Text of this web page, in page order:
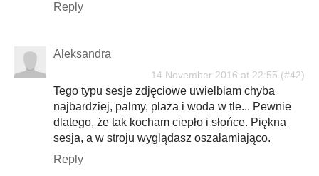
Reply
Aleksandra
14 November 2016 at 22:55
Tego typu sesje zdjęciowe uwielbiam chyba
najbardziej, palmy, plaża i woda w tle... Pewnie
dlatego, że tak kocham ciepło i słońce. Piękna
sesja, a w stroju wyglądasz oszałamiająco.
Reply